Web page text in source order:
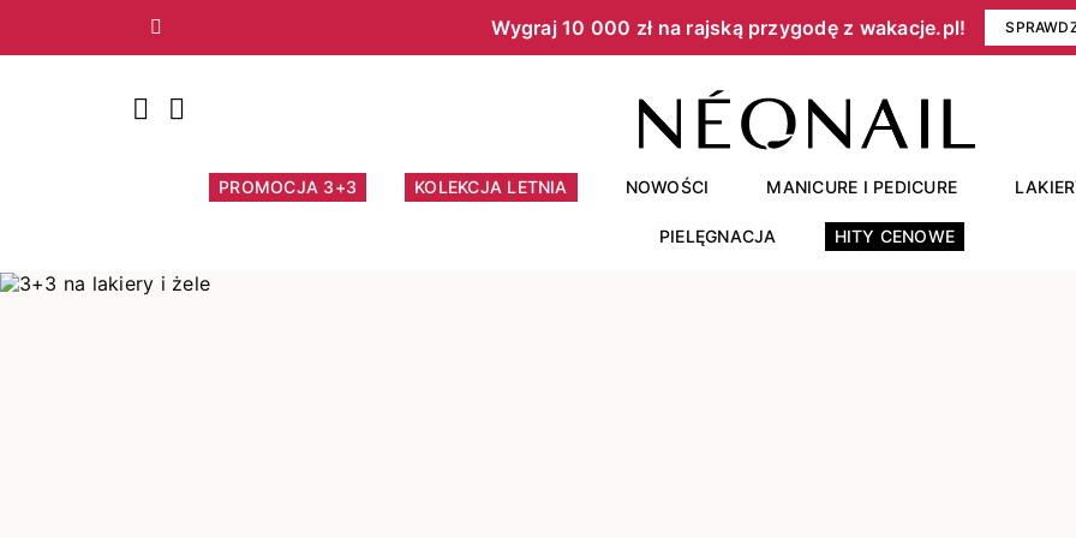
Wygraj 10 000 zł na rajską przygodę z wakacje.pl!​
Poprzedni
PROMOCJA 3+3 KOLEKCJA LETNIA NOWOŚCI MANICURE I PEDICURE
PIELĘGNACJA HITY CENOWE